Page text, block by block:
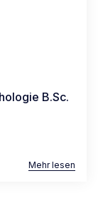
B.Sc.
Mehr lesen